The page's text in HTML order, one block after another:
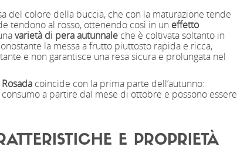
del colore della buccia, che con la maturazione tende
tendono al rosso, ottenendo così in un effetto
varietà di pera autunnale che è coltivata soltanto in
la messa a frutto piuttosto rapida e ricca,
e non garantisce una resa sicura e prolungata nel
coincide con la prima parte dell’autunno:
a partire dal mese di ottobre e possono essere
E PROPRIETÀ